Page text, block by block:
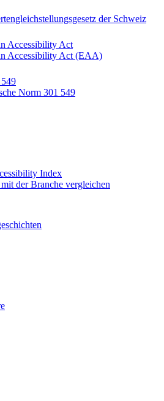
der Schweiz
Accessibility Act
Accessibility Act (EAA)
Norm 301 549
Index
der Branche vergleichen